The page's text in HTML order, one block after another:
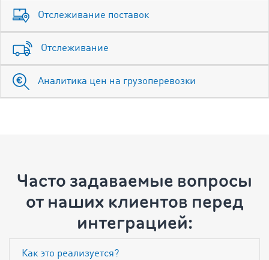
Отслеживание поставок
Отслеживание
Аналитика цен на грузоперевозки
Часто задаваемые вопросы
от наших клиентов перед
интеграцией:
Как это реализуется?